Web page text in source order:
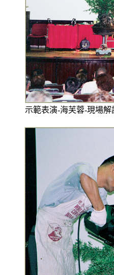
示範表演-海芙蓉-現場